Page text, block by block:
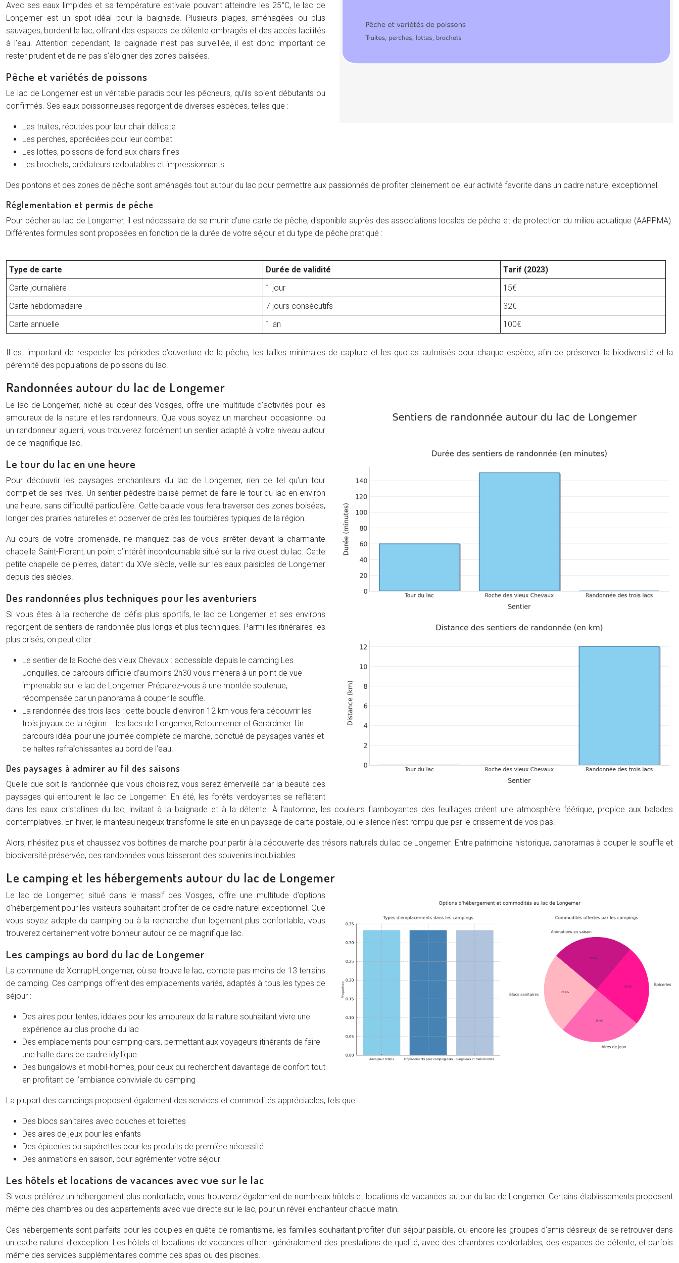
Avec ses eaux limpides et sa température estivale pouvant atteindre les 25°C, le lac de
Longemer est un spot idéal pour la baignade. Plusieurs plages, aménagées ou plus
sauvages, bordent le lac, offrant des espaces de détente ombragés et des accès facilités
à l’eau. Attention cependant, la baignade n’est pas surveillée, il est donc important de
rester prudent et de ne pas s’éloigner des zones balisées.
Pêche et variétés de poissons
Le lac de Longemer est un véritable paradis pour les pêcheurs, qu’ils soient débutants ou
confirmés. Ses eaux poissonneuses regorgent de diverses espèces, telles que :
Les truites, réputées pour leur chair délicate
Les perches, appréciées pour leur combat
Les lottes, poissons de fond aux chairs fines
Les brochets, prédateurs redoutables et impressionnants
Des pontons et des zones de pêche sont aménagés tout autour du lac pour permettre aux passionnés de profiter pleinement de leur activité favorite dans un cadre naturel exceptionnel.
Réglementation et permis de pêche
Pour pêcher au lac de Longemer, il est nécessaire de se munir d’une carte de pêche, disponible auprès des associations locales de pêche et de protection du milieu aquatique (AAPPMA).
Différentes formules sont proposées en fonction de la durée de votre séjour et du type de pêche pratiqué :
Type de carte Durée de validité
Tarif (2023)
Carte journalière
1 jour
15€
Carte hebdomadaire
7 jours consécutifs
32€
Carte annuelle
1 an 100€
Il est important de respecter les périodes d’ouverture de la pêche, les tailles minimales de capture et les quotas autorisés pour chaque espèce, afin de préserver la biodiversité et la
pérennité des populations de poissons du lac.
Randonnées autour du lac de Longemer
Le lac de Longemer, niché au cœur des Vosges, offre une multitude d’activités pour les
amoureux de la nature et les randonneurs. Que vous soyez un marcheur occasionnel ou
un randonneur aguerri, vous trouverez forcément un sentier adapté à votre niveau autour
de ce magnifique lac.
Le tour du lac en une heure
Pour découvrir les paysages enchanteurs du lac de Longemer, rien de tel qu’un tour
complet de ses rives. Un sentier pédestre balisé permet de faire le tour du lac en environ
une heure, sans difficulté particulière. Cette balade vous fera traverser des zones boisées,
longer des prairies naturelles et observer de près les tourbières typiques de la région.
Au cours de votre promenade, ne manquez pas de vous arrêter devant la charmante
chapelle Saint-Florent, un point d’intérêt incontournable situé sur la rive ouest du lac. Cette
petite chapelle de pierres, datant du XVe siècle, veille sur les eaux paisibles de Longemer
depuis des siècles.
Des randonnées plus techniques pour les aventuriers
Si vous êtes à la recherche de défis plus sportifs, le lac de Longemer et ses environs
regorgent de sentiers de randonnée plus longs et plus techniques. Parmi les itinéraires les
plus prisés, on peut citer :
Le sentier de la Roche des vieux Chevaux : accessible depuis le camping Les
Jonquilles, ce parcours difficile d’au moins 2h30 vous mènera à un point de vue
imprenable sur le lac de Longemer. Préparez-vous à une montée soutenue,
récompensée par un panorama à couper le souffle.
La randonnée des trois lacs : cette boucle d’environ 12 km vous fera découvrir les
trois joyaux de la région – les lacs de Longemer, Retournemer et Gerardmer. Un
parcours idéal pour une journée complète de marche, ponctué de paysages variés et
de haltes rafraîchissantes au bord de l’eau.
Des paysages à admirer au fil des saisons
Quelle que soit la randonnée que vous choisirez, vous serez émerveillé par la beauté des
paysages qui entourent le lac de Longemer. En été, les forêts verdoyantes se reflètent
dans les eaux cristallines du lac, invitant à la baignade et à la détente. À l’automne, les couleurs flamboyantes des feuillages créent une atmosphère féérique, propice aux balades
contemplatives. En hiver, le manteau neigeux transforme le site en un paysage de carte postale, où le silence n’est rompu que par le crissement de vos pas.
Alors, n’hésitez plus et chaussez vos bottines de marche pour partir à la découverte des trésors naturels du lac de Longemer. Entre patrimoine historique, panoramas à couper le souffle et
biodiversité préservée, ces randonnées vous laisseront des souvenirs inoubliables.
Le camping et les hébergements autour du lac de Longemer
Le lac de Longemer, situé dans le massif des Vosges, offre une multitude d’options
d’hébergement pour les visiteurs souhaitant profiter de ce cadre naturel exceptionnel. Que
vous soyez adepte du camping ou à la recherche d’un logement plus confortable, vous
trouverez certainement votre bonheur autour de ce magnifique lac.
Les campings au bord du lac de Longemer
La commune de Xonrupt-Longemer, où se trouve le lac, compte pas moins de 13 terrains
de camping. Ces campings offrent des emplacements variés, adaptés à tous les types de
séjour :
Des aires pour tentes, idéales pour les amoureux de la nature souhaitant vivre une
expérience au plus proche du lac
Des emplacements pour camping-cars, permettant aux voyageurs itinérants de faire
une halte dans ce cadre idyllique
Des bungalows et mobil-homes, pour ceux qui recherchent davantage de confort tout
en profitant de l’ambiance conviviale du camping
La plupart des campings proposent également des services et commodités appréciables, tels que :
Des blocs sanitaires avec douches et toilettes
Des aires de jeux pour les enfants
Des épiceries ou supérettes pour les produits de première nécessité
Des animations en saison, pour agrémenter votre séjour
Les hôtels et locations de vacances avec vue sur le lac
Si vous préférez un hébergement plus confortable, vous trouverez également de nombreux hôtels et locations de vacances autour du lac de Longemer. Certains établissements proposent
même des chambres ou des appartements avec vue directe sur le lac, pour un réveil enchanteur chaque matin.
Ces hébergements sont parfaits pour les couples en quête de romantisme, les familles souhaitant profiter d’un séjour paisible, ou encore les groupes d’amis désireux de se retrouver dans
un cadre naturel d’exception. Les hôtels et locations de vacances offrent généralement des prestations de qualité, avec des chambres confortables, des espaces de détente, et parfois
même des services supplémentaires comme des spas ou des piscines.